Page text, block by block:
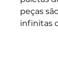
peças
infinitas